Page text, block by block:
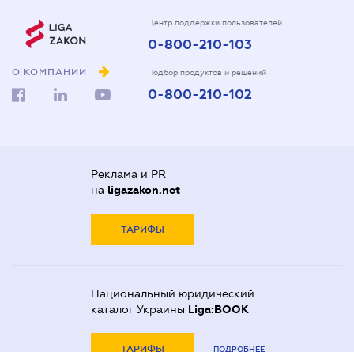
О КОМПАНИИ
Центр поддержки пользователей
0-800-210-103
Подбор продуктов и решений
0-800-210-102
Реклама и PR
на ligazakon.net
ТАРИФЫ
Национальный юридический
каталог Украины Liga:BOOK
ТАРИФЫ ПОДРОБНЕЕ